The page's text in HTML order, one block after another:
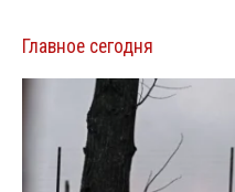
Главное сегодня